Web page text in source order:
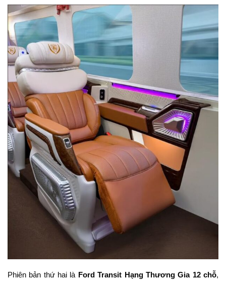
Phiên bản thứ hai là Ford Transit Hạng Thương Gia 12 chỗ,